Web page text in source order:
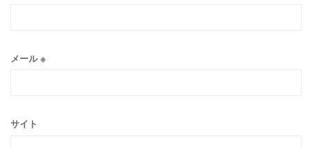
メール※
サイト